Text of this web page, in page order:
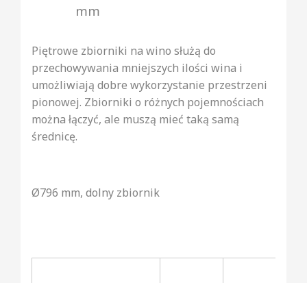
mm
Piętrowe zbiorniki na wino służą do
przechowywania mniejszych ilości wina i
umożliwiają dobre wykorzystanie przestrzeni
pionowej. Zbiorniki o różnych pojemnościach
można łączyć, ale muszą mieć taką samą
średnicę.
Ø796 mm, dolny zbiornik